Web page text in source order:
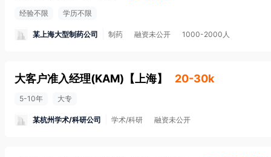
经验不限 学历不限
某上海大型制药公司 制药 融资未公开 1000-2000人
大客户准入经理(KAM) 【 上海】 20-30k
5-10年 大专
某杭州学术/科研公司 学术/科研 融资未公开